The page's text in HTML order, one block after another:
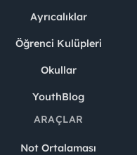
Ayrıcalıklar
Öğrenci Kulüpleri
Okullar
YouthBlog
ARAÇLAR
Not Ortalaması